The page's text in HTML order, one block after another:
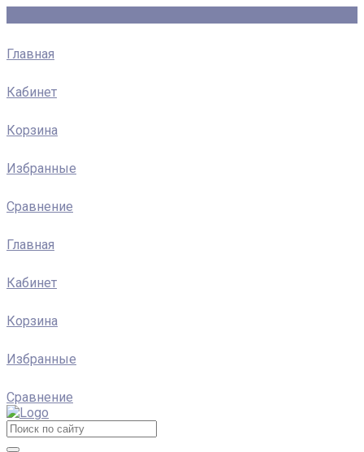
Главная
Кабинет
Корзина
Избранные
Сравнение
Главная
Кабинет
Корзина
Избранные
Сравнение